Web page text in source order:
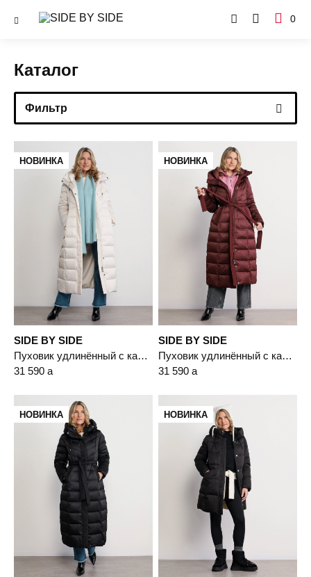
0
Каталог
Фильтр
НОВИНКА
SIDE BY SIDE
Пуховик удлинённый с капюшоном светло-бежевого цвета с пухом белой утки
31 590 a
НОВИНКА
SIDE BY SIDE
Пуховик удлинённый с капюшоном бордового цвета с пухом белой утки
31 590 a
НОВИНКА НОВИНКА